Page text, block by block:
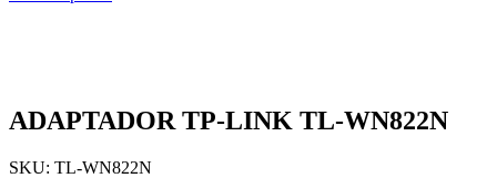
ADAPTADOR TP-LINK TL-WN822N
SKU: TL-WN822N